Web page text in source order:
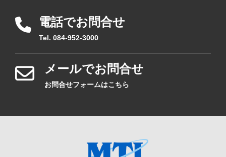
電話でお問合せ
Tel. 084-952-3000
メールでお問合せ
お問合せフォームはこちら